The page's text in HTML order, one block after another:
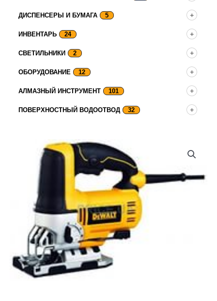
ДИСПЕНСЕРЫ И БУМАГА 5
ИНВЕНТАРЬ 24
СВЕТИЛЬНИКИ 2
ОБОРУДОВАНИЕ 12
АЛМАЗНЫЙ ИНСТРУМЕНТ 101
ПОВЕРХНОСТНЫЙ ВОДООТВОД 32